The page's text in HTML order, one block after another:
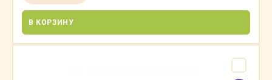
В КОРЗИНУ